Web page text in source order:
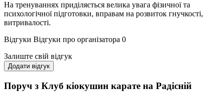
На тренуваннях приділяється велика увага фізичної та
психологічної підготовки, вправам на розвиток гнучкості,
витривалості.
Відгуки Відгуки про організатора 0
Залиште свій відгук
Додати відгук
Поруч з Клуб кіокушин карате на Радісній